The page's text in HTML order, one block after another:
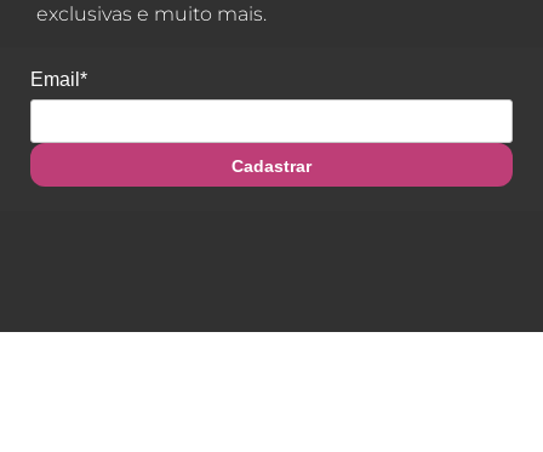
exclusivas e muito mais.
Email*
Cadastrar